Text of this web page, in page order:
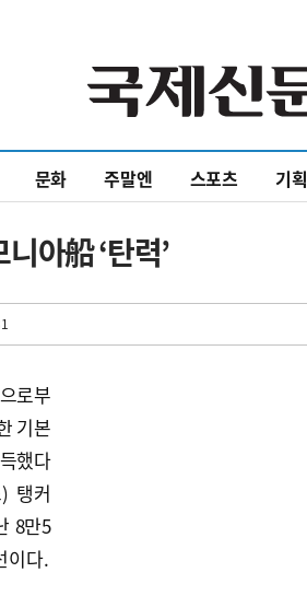
문화 주말엔 스포츠 기획
아船 ‘탄력’
로부
기본
했다
탱커
8만5
이다.